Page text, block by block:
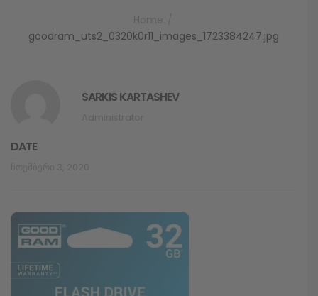
goodram_uts2_0320k0r11_images_1723384247.jpg
SARKIS KARTASHEV
DATE